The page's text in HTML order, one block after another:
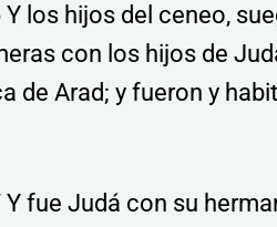
Y los hijos del ceneo,
con los hijos de
de Arad; y fueron y
Y fue Judá con su